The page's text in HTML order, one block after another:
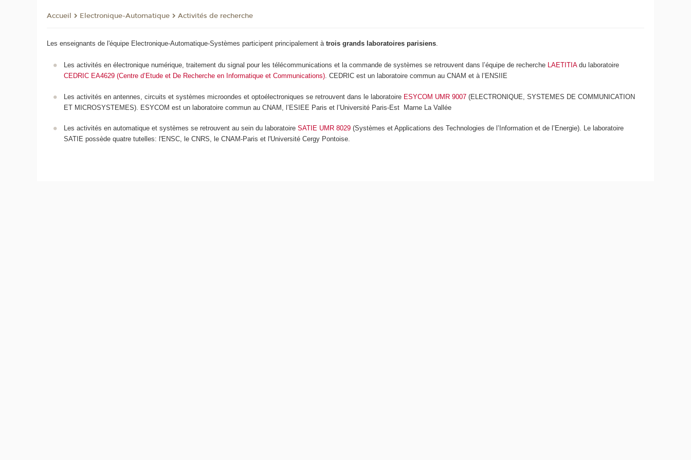
Accueil Electronique-Automatique Activités de recherche
Les enseignants de l'équipe Electronique-Automatique-Systèmes participent principalement àtrois grands laboratoires parisiens.
Les activités en électronique numérique, traitement du signal pour les télécommunications et la commande de systèmes se retrouvent dans l’équipe de recherche LAETITIAdu laboratoire
CEDRIC EA4629 (Centre d’Etude et De Recherche en Informatique et Communications). CEDRIC est un laboratoire commun au CNAM et à l’ENSIIE
Les activités en antennes, circuits et systèmes microondes et optoélectroniques se retrouvent dans le laboratoire ESYCOM UMR 9007(ELECTRONIQUE, SYSTEMES DE COMMUNICATION
ET MICROSYSTEMES). ESYCOM est un laboratoire commun au CNAM, l’ESIEE Paris et l’Université Paris-Est Marne La Vallée
Les activités en automatique et systèmes se retrouvent au sein du laboratoire SATIE UMR 8029(Systèmes et Applications des Technologies de l’Information et de l’Energie). Le laboratoire
SATIE possède quatre tutelles: l'ENSC, le CNRS, le CNAM-Paris et l'Université Cergy Pontoise.